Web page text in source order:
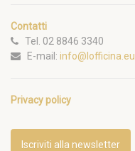
Contatti
Tel. 02 8846 3340
E-mail: info@lofficina.eu
Privacy policy
Iscriviti alla newsletter